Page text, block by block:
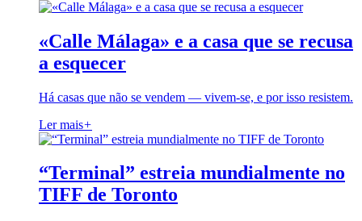
«Calle Málaga» e a casa que se recusa
a esquecer
Há casas que não se vendem — vivem-se, e por isso resistem.
Ler mais+
“Terminal” estreia mundialmente no
TIFF de Toronto